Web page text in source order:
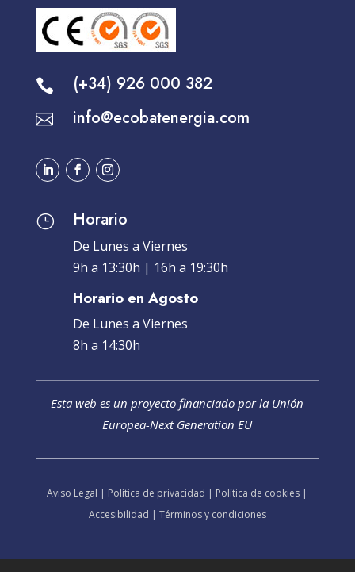
 (+34) 926 000 382
 info@ecobatenergia.com
} Horario
De Lunes a Viernes
9h a 13:30h | 16h a 19:30h
Horario en Agosto
De Lunes a Viernes
8h a 14:30h
Esta web es un proyecto financiado por la Unión
Europea-Next Generation EU
Aviso Legal | Política de privacidad | Política de cookies |
Accesibilidad | Términos y condiciones